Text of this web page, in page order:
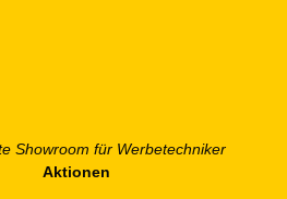
Aktionen